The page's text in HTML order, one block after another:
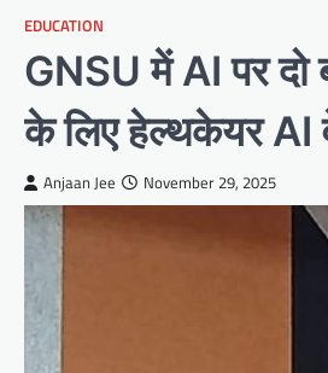
EDUCATION
GNSU में AI पर दो
के लिए हेल्थकेयर AI
Anjaan Jee November 29, 2025